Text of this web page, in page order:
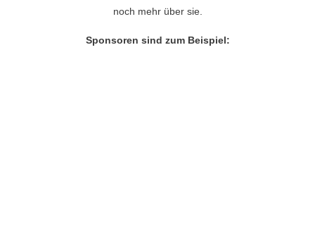
noch mehr über sie.
Sponsoren sind zum Beispiel: